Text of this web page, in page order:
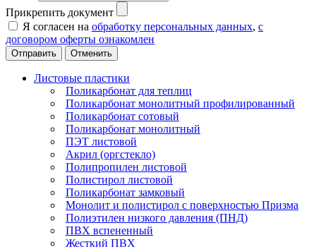
Прикрепить документ
Я согласен на обработку персональных данных, с
договором оферты ознакомлен
Отменить
Листовые пластики
Поликарбонат для теплиц
Поликарбонат монолитный профилированный
Поликарбонат сотовый
Поликарбонат монолитный
ПЭТ листовой
Акрил (оргстекло)
Полипропилен листовой
Полистирол листовой
Поликарбонат замковый
Монолит и полистирол с поверхностью Призма
Полиэтилен низкого давления (ПНД)
ПВХ вспененный
Жесткий ПВХ